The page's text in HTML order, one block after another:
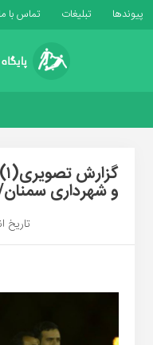
پیوندها تبلیغات تماس با ما
و شهرداری
تاریخ انتشار: